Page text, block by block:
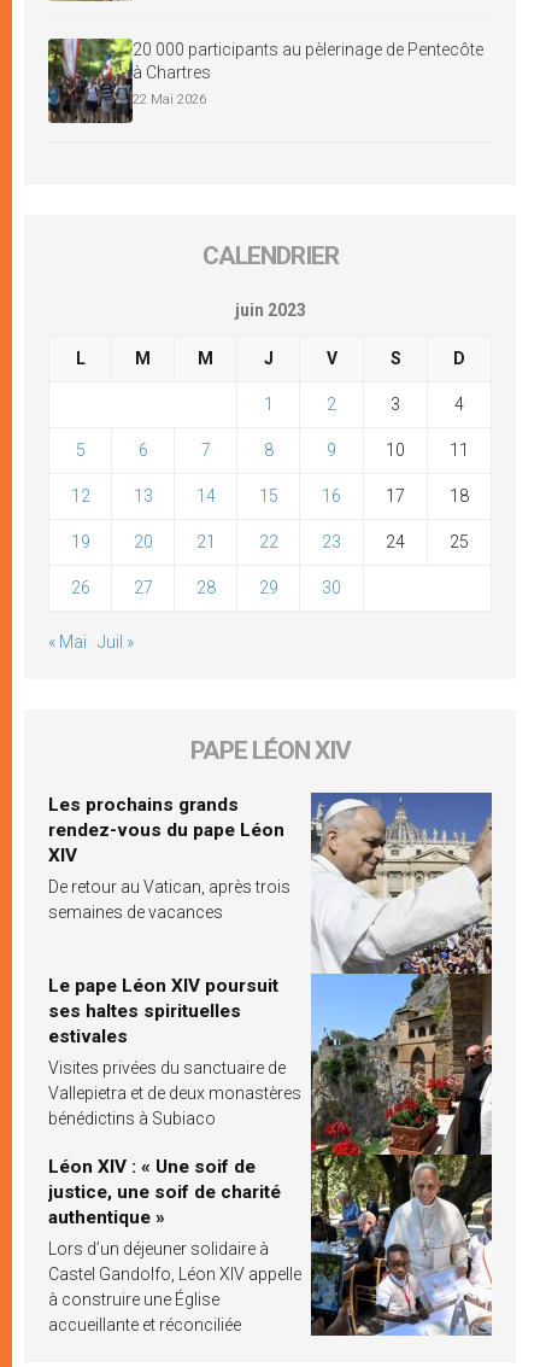
20 000 participants au pèlerinage de Pentecôte
à Chartres
22 Mai 2026
CALENDRIER
juin 2023
L M M J V S D
1 2 3 4
5 6 7 8 9 10 11
12 13 14 15 16 17 18
19 20 21 22 23 24 25
26 27 28 29 30
« Mai Juil »
PAPE LÉON XIV
Les prochains grands
rendez-vous du pape Léon
XIV
De retour au Vatican, après trois
semaines de vacances
Le pape Léon XIV poursuit
ses haltes spirituelles
estivales
Visites privées du sanctuaire de
Vallepietra et de deux monastères
bénédictins à Subiaco
Léon XIV : « Une soif de
justice, une soif de charité
authentique »
Lors d’un déjeuner solidaire à
Castel Gandolfo, Léon XIV appelle
à construire une Église
accueillante et réconciliée